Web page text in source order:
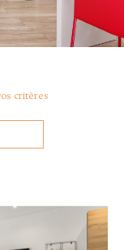
critères